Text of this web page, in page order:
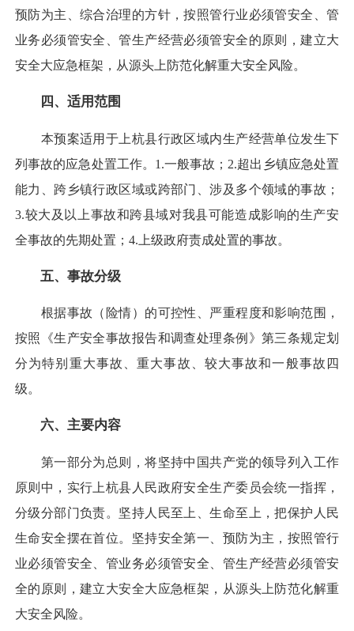
预防为主、综合治理的方针，按照管行业必须管安全、管
业务必须管安全、管生产经营必须管安全的原则，建立大
安全大应急框架，从源头上防范化解重大安全风险。
四、 适用范围
本预案适用于上杭县行政区域内生产经营单位发生下
列事故的应急处置工作。1.一般事故；2.超出乡镇应急处置
能力、跨乡镇行政区域或跨部门、涉及多个领域的事故；
3.较大及以上事故和跨县域对我县可能造成影响的生产安
全事故的先期处置；4.上级政府责成处置的事故。
五、 事故分级
根据事故（险情）的可控性、严重程度和影响范围，
按照《生产安全事故报告和调查处理条例》第三条规定划
分为特别重大事故、重大事故、较大事故和一般事故四
级。
六、主要内容
第一部分为总则，将坚持中国共产党的领导列入工作
原则中，实行上杭县人民政府安全生产委员会统一指挥，
分级分部门负责。坚持人民至上、生命至上，把保护人民
生命安全摆在首位。坚持安全第一、预防为主，按照管行
业必须管安全、管业务必须管安全、管生产经营必须管安
全的原则，建立大安全大应急框架，从源头上防范化解重
大安全风险。